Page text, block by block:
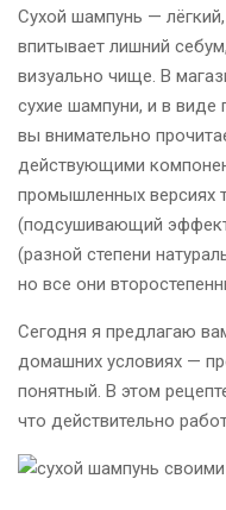
Сухой шампунь —
впитывает лишний
визуально чище. В
сухие шампуни, и в виде
вы внимательно
действующими
промышленных версиях
(подсушивающий
(разной степени
но все они
Сегодня я предлагаю
домашних условиях —
понятный. В этом
что действительно